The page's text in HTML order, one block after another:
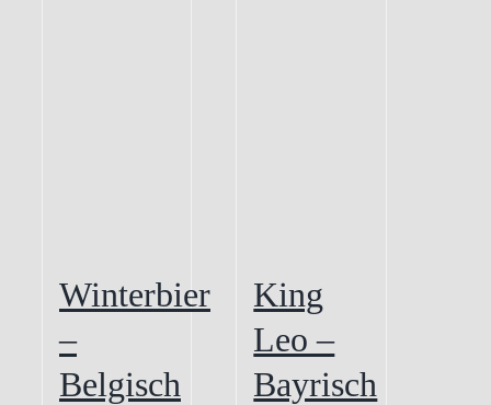
Winterbier
–
Belgisch
King
Leo –
Bayrisch